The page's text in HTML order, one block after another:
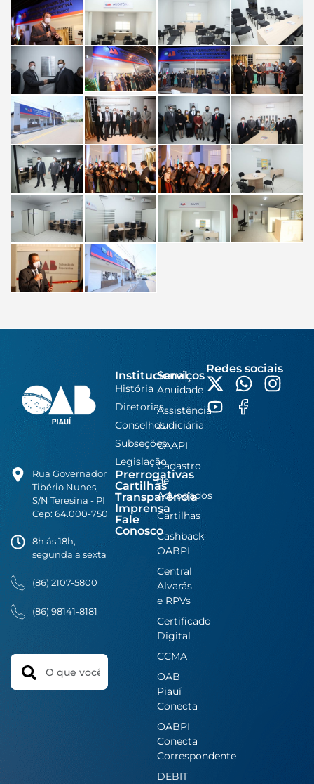
Rua Governador
Tibério Nunes,
S/N Teresina - PI
Cep: 64.000-750
8h ás 18h,
segunda a sexta
(86) 2107-5800
(86) 98141-8181
Search
Institucional
História
Diretorias
Conselhos
Subseções
Legislação
Prerrogativas
Cartilhas
Transparência
Imprensa
Fale
Conosco
Serviços
Anuidade
Assistência
Judiciária
CAAPI
Cadastro
de
Advogados
Cartilhas
Cashback
OABPI
Central
Alvarás
e RPVs
Certificado
Digital
CCMA
OAB
Piauí
Conecta
OABPI
Conecta
Correspondente
DEBIT
Redes sociais